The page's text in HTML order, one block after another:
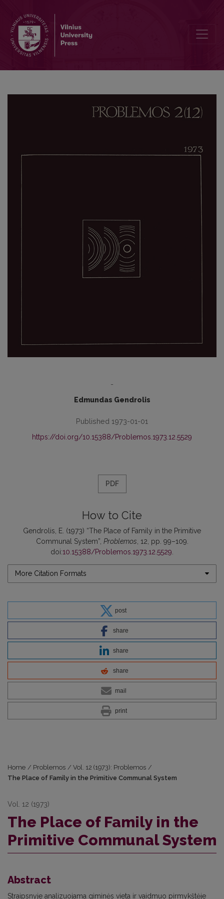
-
Edmundas Gendrolis
Published 1973-01-01
https://doi.org/10.15388/Problemos.1973.12.5529
PDF
How to Cite
Gendrolis, E. (1973) “The Place of Family in the Primitive
Communal System”, Problemos , 12, pp. 99–109.
doi:10.15388/Problemos.1973.12.5529
More Citation Formats
post
share
share
share
mail
print
Home / Problemos / Vol. 12 (1973): Problemos /
The Place of Family in the Primitive Communal System
Vol. 12 (1973)
The Place of Family in the
Primitive Communal System
Abstract
Straipsnyje analizuojama giminės vieta ir vaidmuo pirmykštėje